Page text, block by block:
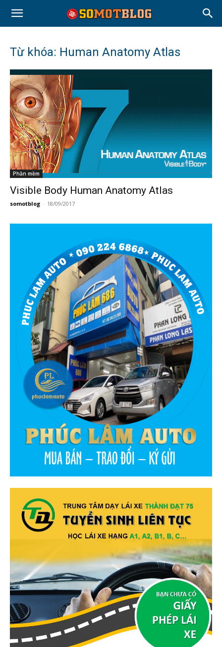
Từ khóa: Human Anatomy Atlas
Phần mềm
Visible Body Human Anatomy Atlas
somotblog - 18/09/2017